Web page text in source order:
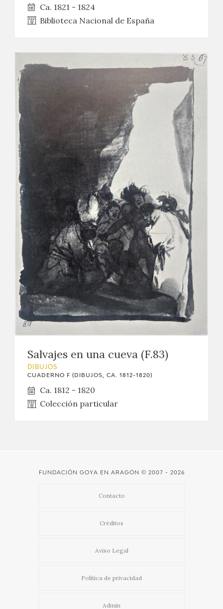
Ca. 1821 - 1824
Biblioteca Nacional de España
Salvajes en una cueva (F.83)
DIBUJOS
CUADERNO F (DIBUJOS, CA. 1812-1820)
Ca. 1812 - 1820
Colección particular
FUNDACIÓN GOYA EN ARAGÓN © 2007 - 2026
Contacto
Créditos
Aviso Legal
Política de privacidad
Admin